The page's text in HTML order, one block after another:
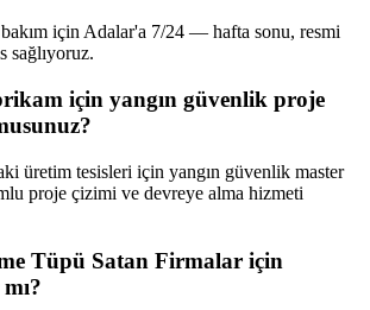
için Adalar'a 7/24 — hafta sonu, resmi
sağlıyoruz.
için yangın güvenlik proje
üretim tesisleri için yangın güvenlik master
proje çizimi ve devreye alma hizmeti
Tüpü Satan Firmalar için